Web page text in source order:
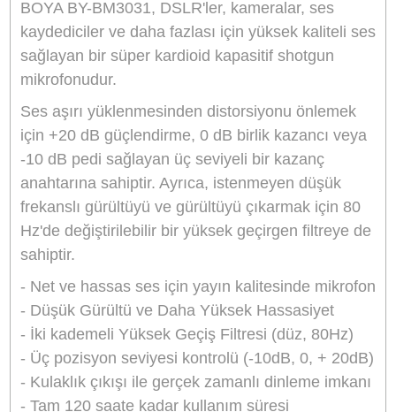
Stok Durumu
Stokta Var
GTIN
6971008021226
%10indirim
495 TL Kazanç
4.994,90 TL
4.499,90 TL
NAKİT / HAVALE:4.409,90 TL *1.258,28 TLden başlayan
Sepete Ekle Hemen Al
Boya Türkiye Distribütörü
Bikamera, Boya Türkiye resmi distribütörü online satış mağazasıdır. Tüm
Boya marka ürünler 2 yıl resmi garanti kapsamındadır.